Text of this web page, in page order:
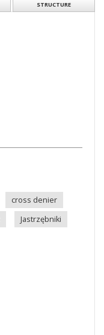
STRUCTURE
cross denier
Jastrzębniki